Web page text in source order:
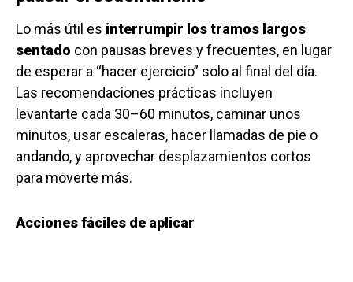
Lo más útil es interrumpir los tramos largos
sentado con pausas breves y frecuentes, en lugar
de esperar a “hacer ejercicio” solo al final del día.
Las recomendaciones prácticas incluyen
levantarte cada 30–60 minutos, caminar unos
minutos, usar escaleras, hacer llamadas de pie o
andando, y aprovechar desplazamientos cortos
para moverte más.
Acciones fáciles de aplicar